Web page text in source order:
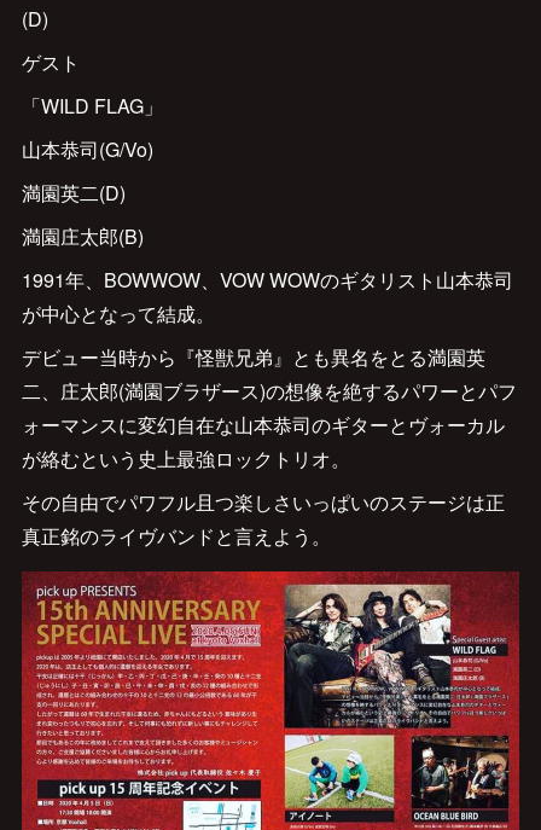
(D)
ゲスト
「WILD FLAG」
山本恭司(G/Vo)
満園英二(D)
満園庄太郎(B)
1991年、BOWWOW、VOW WOWのギタリスト山本恭司
が中心となって結成。
デビュー当時から『怪獣兄弟』とも異名をとる満園英
二、庄太郎(満園ブラザース)の想像を絶するパワーとパフ
ォーマンスに変幻自在な山本恭司のギターとヴォーカル
が絡むという史上最強ロックトリオ。
その自由でパワフル且つ楽しさいっぱいのステージは正
真正銘のライヴバンドと言えよう。